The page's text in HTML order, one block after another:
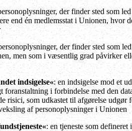
der finder sted som
end én medlemsstat i Unionen, hvor
der finder sted som
men som i væsentlig grad påvirker
indsigelse«: en indsigelse mod et
foranstaltning i forbindelse med den
risici, som udkastet til afgørelse
af personoplysninger i Unionen
: en tjeneste som defineret i